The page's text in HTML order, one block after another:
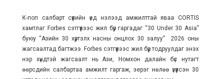
К-поп салбарт сүүлийн үед нэлээд амжилттай яваа CORTIS
хамтлаг Forbes сэтгүүлээс жил бүр гаргадаг “30 Under 30 Asia”
буюу “Азийн 30 хүртэлх насны онцлох 30 залуу” 2026 оны
жагсаалтад багтжээ. Forbes сэтгүүлээс жил бүр тодруулдаг энэхүү
нэр хүндтэй жагсаалт нь Ази, Номхон далайн бүс нутагт
өөрсдийн салбартаа амжилт гаргаж, эерэг нөлөө үзүүлсэн 30